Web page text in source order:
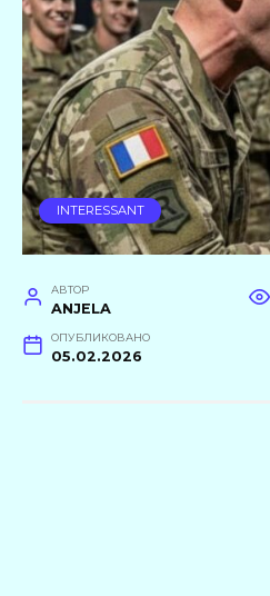
INTERESSANT
АВТОР
ANJELA
ОПУБЛИКОВАНО
05.02.2026